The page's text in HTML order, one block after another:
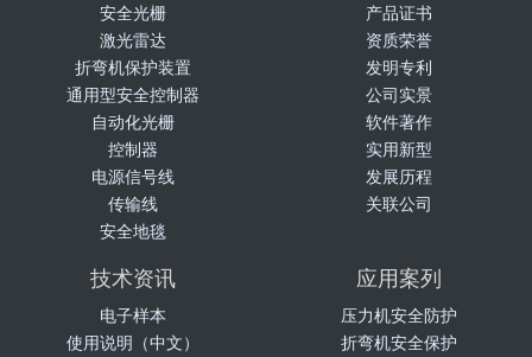
安全光栅
激光雷达
折弯机保护装置
通用型安全控制器
自动化光栅
控制器
电源信号线
传输线
安全地毯
产品证书
资质荣誉
发明专利
公司实景
软件著作
实用新型
发展历程
关联公司
技术资讯
电子样本
使用说明（中文）
应用案列
压力机安全防护
折弯机安全保护